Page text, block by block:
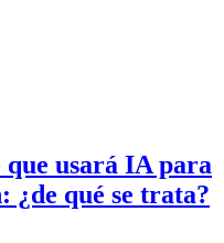
usará IA para
qué se trata?